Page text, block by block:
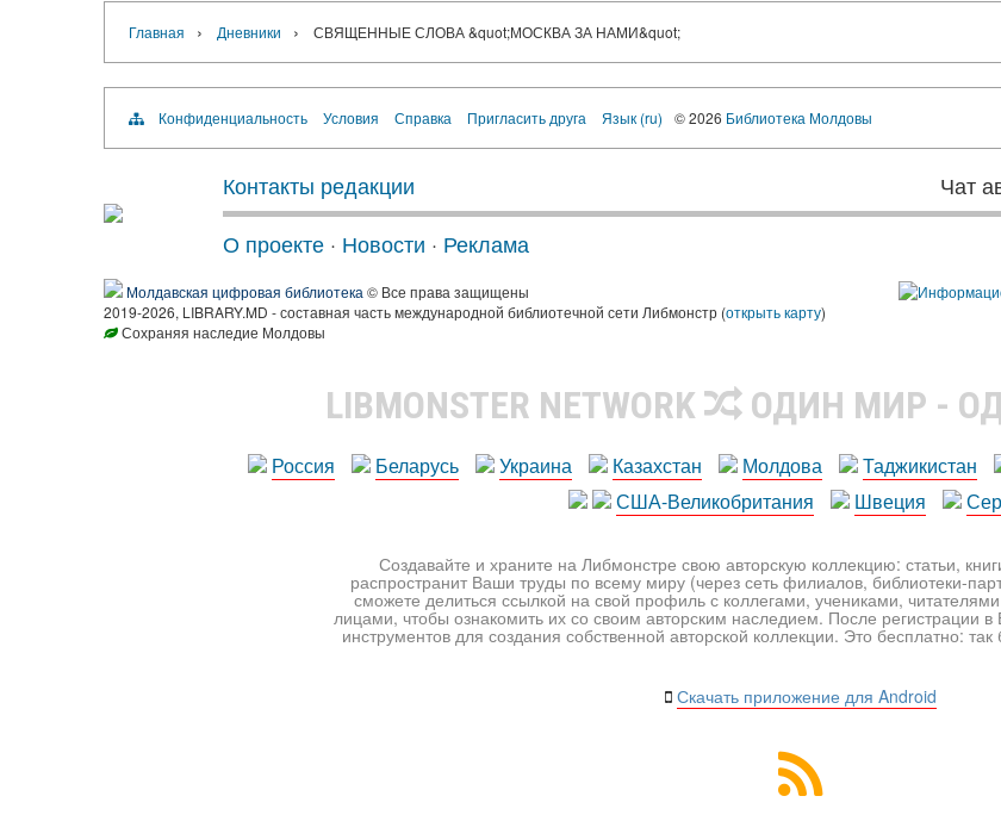
Главная › Дневники › СВЯЩЕННЫЕ СЛОВА &quot;МОСКВА ЗА НАМИ&quot;
Конфиденциальность Условия Справка Пригласить друга Язык (ru) © 2026 Библиотека Молдовы
Контакты редакции Чат
О проекте · Новости · Реклама
Молдавская цифровая библиотека © Все права защищены
2019-2026, LIBRARY.MD - составная часть международной библиотечной сети Либмонстр (открыть карту)
Сохраняя наследие Молдовы
LIBMONSTER NETWORK ОДИН МИР -
Россия Беларусь Украина Казахстан Молдова Таджикистан
США-Великобритания
Швеция
Создавайте и храните на Либмонстре свою авторскую коллекцию: статьи,
распространит Ваши труды по всему миру (через сеть филиалов, библиотеки-
сможете делиться ссылкой на свой профиль с коллегами, учениками,
лицами, чтобы ознакомить их со своим авторским наследием. После регистрации
инструментов для создания собственной авторской коллекции. Это бесплатно: так
Скачать приложение для Android